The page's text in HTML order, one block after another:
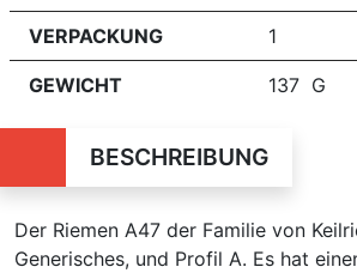
VERPACKUNG 1
GEWICHT 137 G
BESCHREIBUNG
Der Riemen A47 der Familie von
Generisches, und Profil A. Es hat